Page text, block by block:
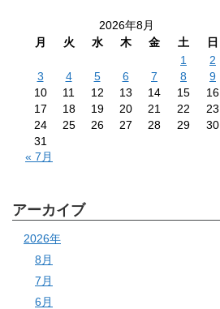
2026年8月
月
火 水 木 金 土
日
1
2
3
4 5 6 7 8
9
10
11 12 13 14 15
16
17
18 19 20 21 22
23
24
25 26 27 28 29
30
31
« 7月
アーカイブ
2026年
8月
7月
6月